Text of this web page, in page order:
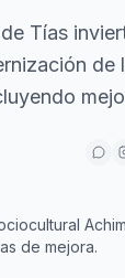
Tías
de
de mejora.